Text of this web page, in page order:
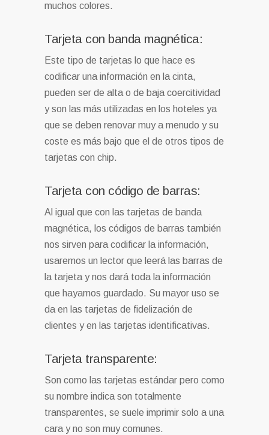
muchos colores.
Tarjeta con banda magnética:
Este tipo de tarjetas lo que hace es
codificar una información en la cinta,
pueden ser de alta o de baja coercitividad
y son las más utilizadas en los hoteles ya
que se deben renovar muy a menudo y su
coste es más bajo que el de otros tipos de
tarjetas con chip.
Tarjeta con código de barras:
Al igual que con las tarjetas de banda
magnética, los códigos de barras también
nos sirven para codificar la información,
usaremos un lector que leerá las barras de
la tarjeta y nos dará toda la información
que hayamos guardado. Su mayor uso se
da en las tarjetas de fidelización de
clientes y en las tarjetas identificativas.
Tarjeta transparente:
Son como las tarjetas estándar pero como
su nombre indica son totalmente
transparentes, se suele imprimir solo a una
cara y no son muy comunes.